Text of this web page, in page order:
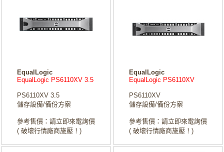
EqualLogic
EqualLogic PS6110XV 3.5
PS6110XV 3.5
儲存設備/備份方案
參考售價：請立即來電詢價
( 破壞行情廠商施壓！)
EqualLogic
EqualLogic PS6110XV
PS6110XV
儲存設備/備份方案
參考售價：請立即來電詢價
( 破壞行情廠商施壓！)